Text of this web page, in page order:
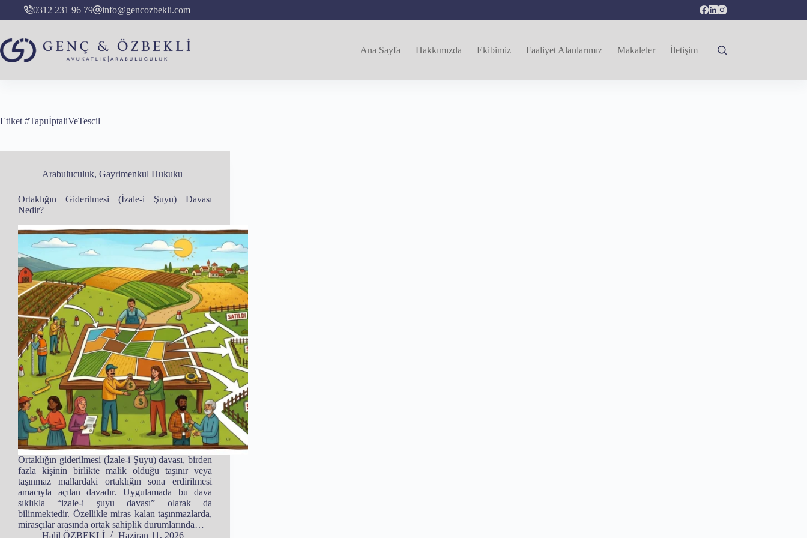
0312 231 96 79 info@gencozbekli.com
Ana Sayfa Hakkımızda Ekibimiz Faaliyet Alanlarımız Makaleler İletişim
Etiket #TapuİptaliVeTescil
Arabuluculuk, Gayrimenkul Hukuku
Ortaklığın Giderilmesi (İzale-i Şuyu) Davası
Nedir?
Ortaklığın giderilmesi (İzale-i Şuyu) davası, birden
fazla kişinin birlikte malik olduğu taşınır veya
taşınmaz mallardaki ortaklığın sona erdirilmesi
amacıyla açılan davadır. Uygulamada bu dava
sıklıkla “izale-i şuyu davası” olarak da
bilinmektedir. Özellikle miras kalan taşınmazlarda,
mirasçılar arasında ortak sahiplik durumlarında…
Halil ÖZBEKLİ
Haziran 11, 2026